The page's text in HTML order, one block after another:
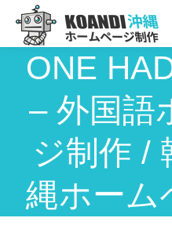
ONE
– 外国語
ジ制作 /
縄ホーム